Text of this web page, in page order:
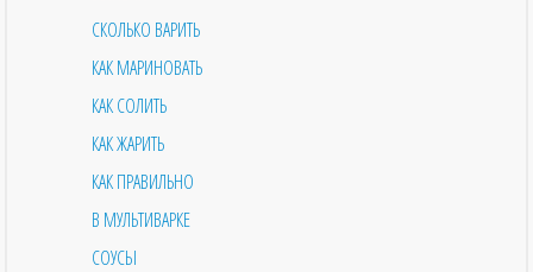
СКОЛЬКО ВАРИТЬ
КАК МАРИНОВАТЬ
КАК СОЛИТЬ
КАК ЖАРИТЬ
КАК ПРАВИЛЬНО
В МУЛЬТИВАРКЕ
СОУСЫ